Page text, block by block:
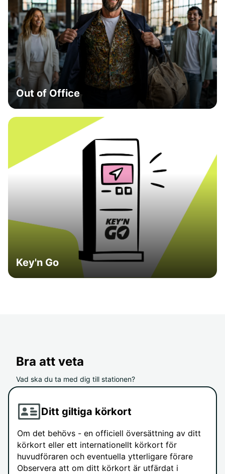
Out of Office
Key'n Go
Bra att veta
Vad ska du ta med dig till stationen?
Ditt giltiga körkort
Om det behövs - en officiell översättning av ditt
körkort eller ett internationellt körkort för
huvudföraren och eventuella ytterligare förare
Observera att om ditt körkort är utfärdat i